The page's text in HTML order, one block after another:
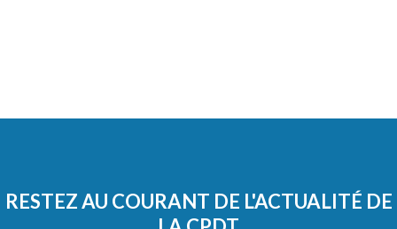
RESTEZ AU COURANT DE L'ACTUALITÉ DE